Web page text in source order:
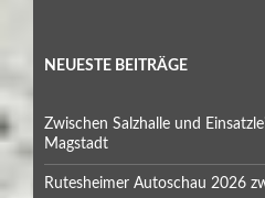
NEUESTE BEITRÄGE
Zwischen Salzhalle und
Magstadt
Rutesheimer Autoschau 2026